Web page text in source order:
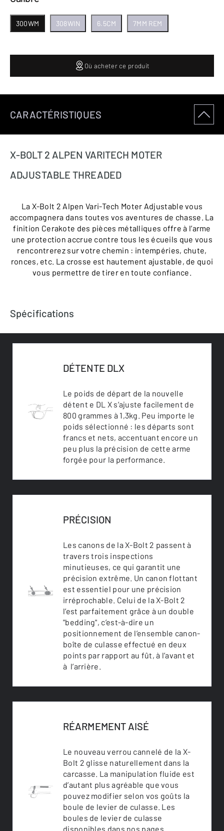
300WM 308WIN 6.5CM 7MM REM
Où acheter ce produit
CARACTÉRISTIQUES
X-BOLT 2 ALPEN VARITECH MOTER
ADJUSTABLE THREADED
La X-Bolt 2 Alpen Vari-Tech Moter Adjustable vous
accompagnera dans toutes vos aventures de chasse. La
finition Cerakote des pièces métalliques offre à l’arme
une protection accrue contre tous les écueils que vous
rencontrerez sur votre chemin : intempéries, chute,
ronces, etc. La crosse est hautement ajustable, de quoi
vous permettre de tirer en toute confiance.
Spécifications
DÉTENTE DLX
Le poids de départ de la nouvelle
détent e DL X s’ajuste facilement de
800 grammes à 1,3kg. Peu importe le
poids sélectionné : les départs sont
francs et nets, accentuant encore un
peu plus la précision de cette arme
forgée pour la performance.
PRÉCISION
Les canons de la X-Bolt 2 passent à
travers trois inspections
minutieuses, ce qui garantit une
précision extrême. Un canon flottant
est essentiel pour une précision
irréprochable. Celui de la X-Bolt 2
l’est parfaitement grâce à un double
"bedding", c’est-à-dire un
positionnement de l’ensemble canon-
boîte de culasse effectué en deux
points par rapport au fût, à l’avant et
à l’arrière.
RÉARMEMENT AISÉ
Le nouveau verrou cannelé de la X-
Bolt 2 glisse naturellement dans la
carcasse. La manipulation fluide est
d’autant plus agréable que vous
pouvez modifier selon vos goûts la
boule de levier de culasse. Les
boules de levier de culasse
disponibles dans nos pages